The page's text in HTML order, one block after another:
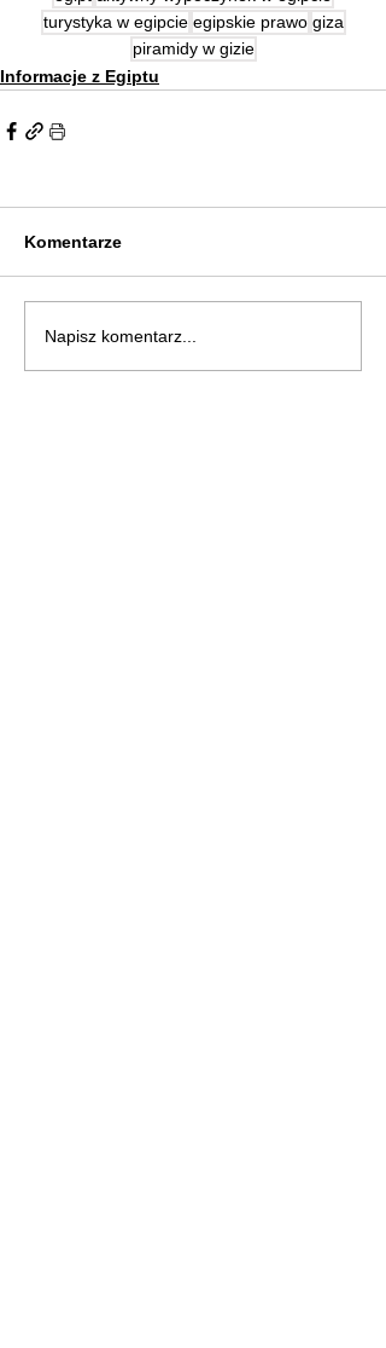
turystyka w egipcie egipskie prawo giza
piramidy w gizie
Informacje z Egiptu
Komentarze
Napisz komentarz...